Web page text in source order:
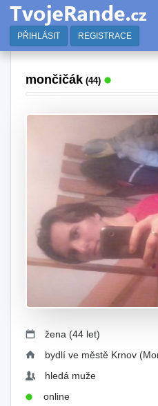
PŘIHLÁSIT REGISTRACE
mončičák (44)
žena (44 let)
bydlí ve městě Krnov
hledá muže
online